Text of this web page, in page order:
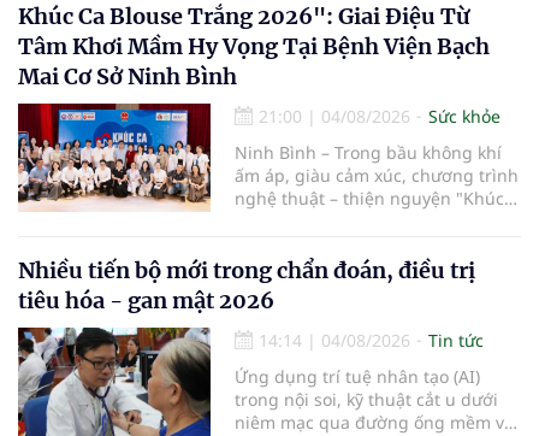
thương nặng và thời gian thiếu
máu kéo dài, các bác sĩ đã tái lập
tuần hoàn thành công sau ca vi
phẫu kéo dài 3 giờ.
Khúc Ca Blouse Trắng 2026": Giai Điệu Từ
Tâm Khơi Mầm Hy Vọng Tại Bệnh Viện Bạch
Mai Cơ Sở Ninh Bình
21:00 | 04/08/2026
Sức khỏe
Ninh Bình – Trong bầu không khí
ấm áp, giàu cảm xúc, chương trình
nghệ thuật – thiện nguyện "Khúc
điểm dừng chân đầu tiên tại Bệnh
viện Bạch Mai cơ sở Ninh Bình.
Nhiều tiến bộ mới trong chẩn đoán, điều trị
tiêu hóa - gan mật 2026
14:14 | 04/08/2026
Tin tức
Ứng dụng trí tuệ nhân tạo (AI)
trong nội soi, kỹ thuật cắt u dưới
niêm mạc qua đường ống mềm và